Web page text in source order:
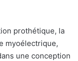
prothétique, la
myoélectrique,
une conception